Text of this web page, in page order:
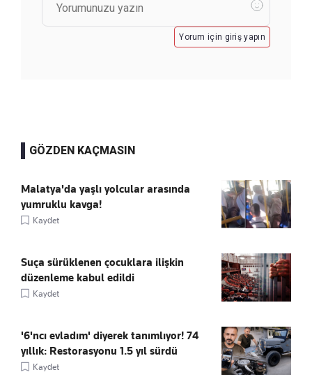
Yorum için giriş yapın
GÖZDEN KAÇMASIN
Malatya'da yaşlı yolcular arasında
yumruklu kavga!
Kaydet
Suça sürüklenen çocuklara ilişkin
düzenleme kabul edildi
Kaydet
'6'ncı evladım' diyerek tanımlıyor! 74
yıllık: Restorasyonu 1.5 yıl sürdü
Kaydet